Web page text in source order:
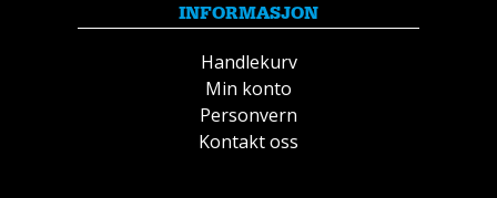
INFORMASJON
Handlekurv
Min konto
Personvern
Kontakt oss